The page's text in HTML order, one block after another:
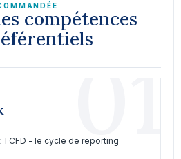
compétences
01
TCFD - le cycle de reporting